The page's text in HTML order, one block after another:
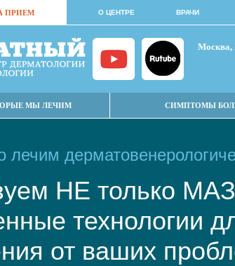
ПРИЕМ О ЦЕНТРЕ ВРАЧИ
Москва,
МЫ ЛЕЧИМ СИМПТОМЫ
НЕ только
от ваших